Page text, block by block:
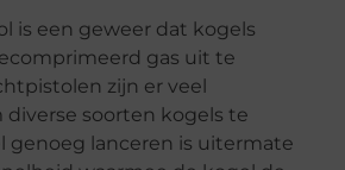
is een geweer dat kogels
gas uit te
zijn er veel
soorten kogels te
genoeg lanceren is uitermate